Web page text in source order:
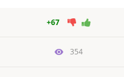
+67
354